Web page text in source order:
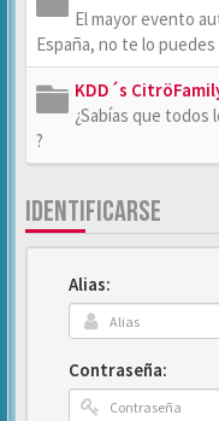
El mayor evento
España, no te lo puedes
KDD´s
¿Sabías que todos
?
IDENTIFICARSE
Alias:
Contraseña: